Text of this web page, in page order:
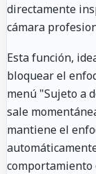
directamente
cámara
Esta función,
bloquear el
menú "Sujeto a
sale
mantiene el
comportamiento